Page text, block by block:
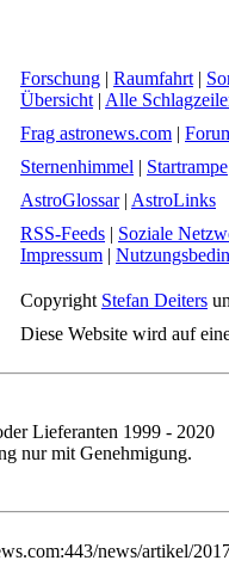
Forschung | Raumfahrt |
Übersicht | Alle
Frag astronews.com |
Sternenhimmel | Startrampe
AstroGlossar| AstroLinks
RSS-Feeds | Soziale
Impressum |
Copyright Stefan Deiters
Diese Website wird auf
Lieferanten 1999 - 2020
nur mit Genehmigung.
news/artikel/